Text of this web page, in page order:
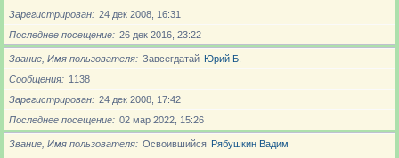
Зарегистрирован
24 дек 2008, 16:31
Последнее посещение
26 дек 2016, 23:22
Звание, Имя пользователя Завсегдатай Юрий Б.
Сообщения
1138
Зарегистрирован
24 дек 2008, 17:42
Последнее посещение
02 мар 2022, 15:26
Звание, Имя пользователя Освоившийся Рябушкин Вадим